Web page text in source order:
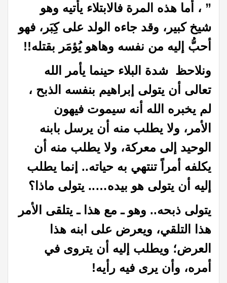
” ، أما هذه المرة فالابتلاء يأتيه وهو
شيخ كبير، وقد جاءه الولد على كِبَر، فهو
أحبُّ إليه من نفسه وهاهو يُؤمَر بقتله!!
ونلاحظ شدة البلاء حينما يأمر الله
تعالى أن يتولى إبراهيم بنفسه الذبح ،
لم يخبره الله أنه سيموت فيهون
الأمر، ولا يطلب منه أن يرسل بابنه
الوحيد إلى معركة، ولا يطلب منه أن
يكلفه أمراً تنتهي به حياته.. إنما يطلب
إليه أن يتولى هو بيده….. يتولى ماذا؟
يتولى ذبحه.. وهو ـ مع هذا ـ يتلقى الأمر
هذا التلقي، ويعرض على ابنه هذا
العرض؛ ويطلب إليه أن يتروى في
أمره، وأن يرى فيه رأيه!